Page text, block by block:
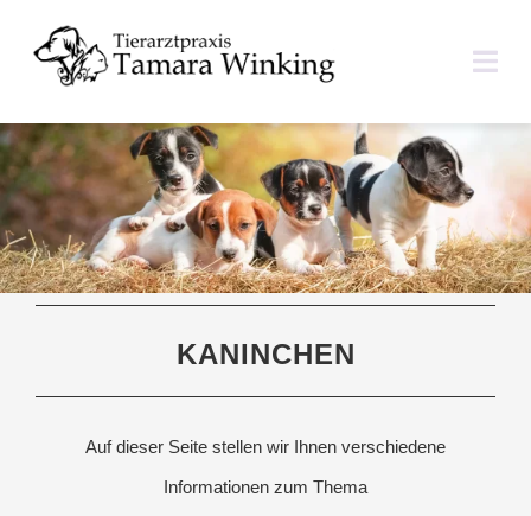
Inhalt
ÜBER UNS
LEISTUNGEN
TIERHALTERINFOS
KANINCHEN
Auf dieser Seite stellen wir Ihnen verschiedene
Informationen zum Thema